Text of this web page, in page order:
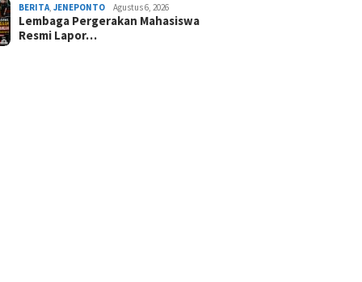
BERITA ,JENEPONTO Agustus 6, 2026
Lembaga Pergerakan Mahasiswa
Resmi Lapor…